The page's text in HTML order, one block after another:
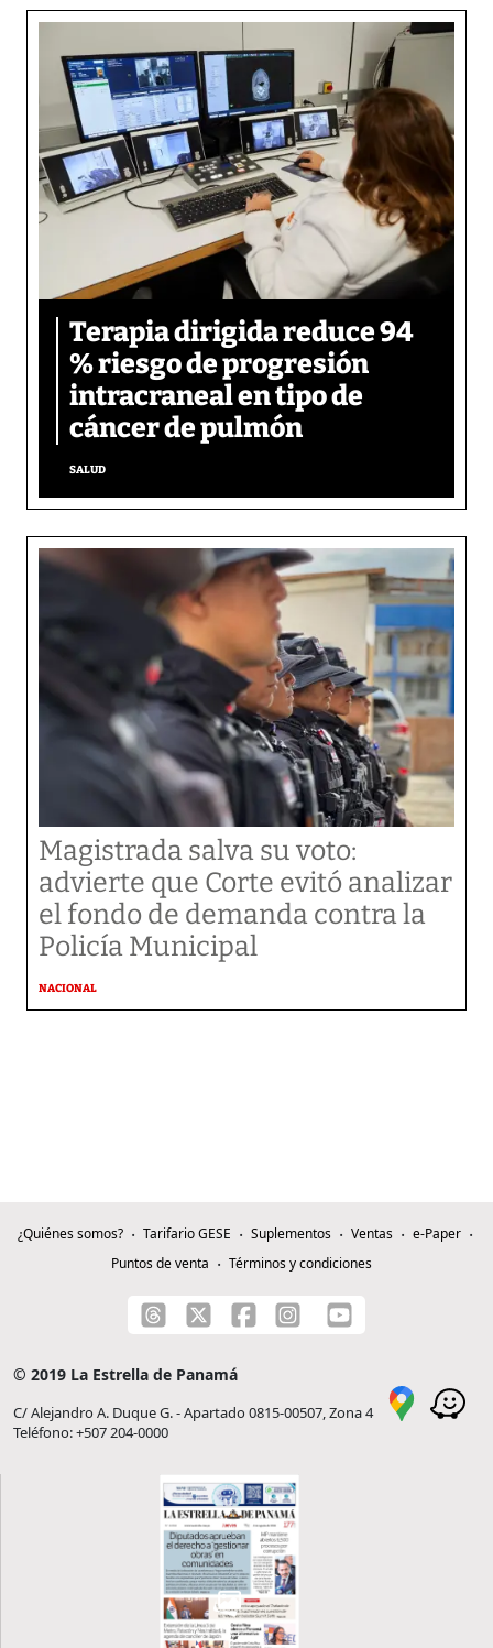
Terapia dirigida reduce 94
% riesgo de progresión
intracraneal en tipo de
cáncer de pulmón
SALUD
Magistrada salva su voto:
advierte que Corte evitó analizar
el fondo de demanda contra la
Policía Municipal
NACIONAL
¿Quiénes somos? Tarifario GESE Suplementos Ventas
e-Paper
Puntos de venta
Términos y condiciones
© 2019 La Estrella de Panamá
C/ Alejandro A. Duque G. - Apartado 0815-00507, Zona 4
Teléfono: +507 204-0000